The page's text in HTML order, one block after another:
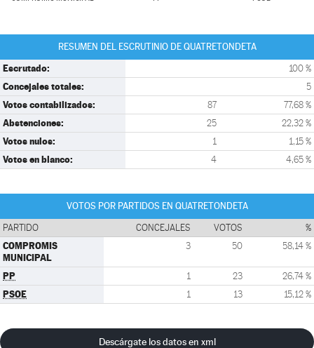
RESUMEN DEL ESCRUTINIO DE QUATRETONDETA
Escrutado: 100 %
Concejales totales: 5
Votos contabilizados: 87 77,68 %
Abstenciones: 25 22,32 %
Votos nulos: 1 1,15 %
Votos en blanco: 4 4,65 %
VOTOS POR PARTIDOS EN QUATRETONDETA
PARTIDO CONCEJALES VOTOS %
COMPROMIS
MUNICIPAL
3 50 58,14 %
PP 1 23 26,74 %
PSOE 1 13 15,12 %
Descárgate los datos en xml